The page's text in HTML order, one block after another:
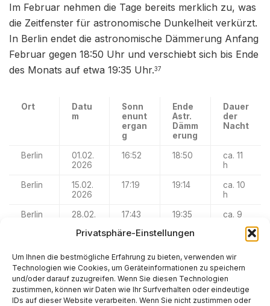
Privatsphäre-Einstellungen
Um Ihnen die bestmögliche Erfahrung zu bieten, verwenden wir
Technologien wie Cookies, um Geräteinformationen zu speichern
und/oder darauf zuzugreifen. Wenn Sie diesen Technologien
zustimmen, können wir Daten wie Ihr Surfverhalten oder eindeutige
IDs auf dieser Website verarbeiten. Wenn Sie nicht zustimmen oder
Im Februar nehmen die Tage bereits merklich zu, was
die Zeitfenster für astronomische Dunkelheit verkürzt.
In Berlin endet die astronomische Dämmerung Anfang
Februar gegen 18:50 Uhr und verschiebt sich bis Ende
des Monats auf etwa 19:35 Uhr.37
Ort
Datu
m
Sonn
enunt
ergan
g
Ende
Astr.
Dämm
erung
Dauer
der
Nacht
Berlin
01.02.
2026
16:52 18:50
ca. 11
h
Berlin
15.02.
2026
17:19 19:14
ca. 10
h
Berlin
28.02.
17:43 19:35
ca. 9
Optimierung des Standorts
Aufgrund der tief stehenden Planetenparade im